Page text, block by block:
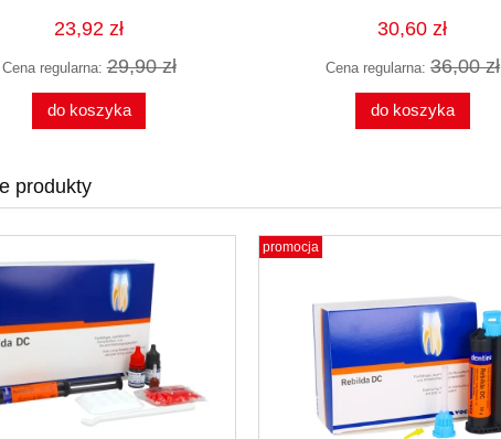
Out Resin 1,2 ml x 5
74,90 zł
Ergonom X - Filmy
169,00 zł
23,92 zł
Cena regularna:29,90 zł
do koszyka
30,60 zł
Cena regularna: 36,00 zł
do koszyka
produkty
promocja